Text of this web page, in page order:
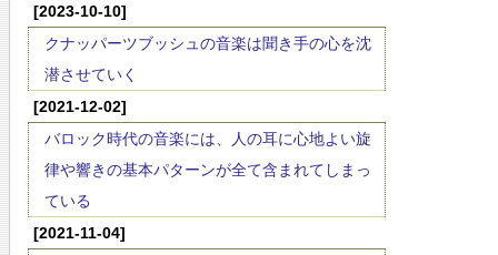
[2023-10-10]
クナッパーツブッシュの音楽は聞き手の心を沈
潜させていく
[2021-12-02]
バロック時代の音楽には、人の耳に心地よい旋
律や響きの基本パターンが全て含まれてしまっ
ている
[2021-11-04]